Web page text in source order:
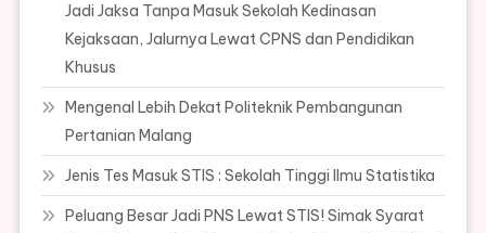
Jadi Jaksa Tanpa Masuk Sekolah Kedinasan
Kejaksaan, Jalurnya Lewat CPNS dan Pendidikan
Khusus
Mengenal Lebih Dekat Politeknik Pembangunan
Pertanian Malang
Jenis Tes Masuk STIS : Sekolah Tinggi Ilmu Statistika
Peluang Besar Jadi PNS Lewat STIS! Simak Syarat